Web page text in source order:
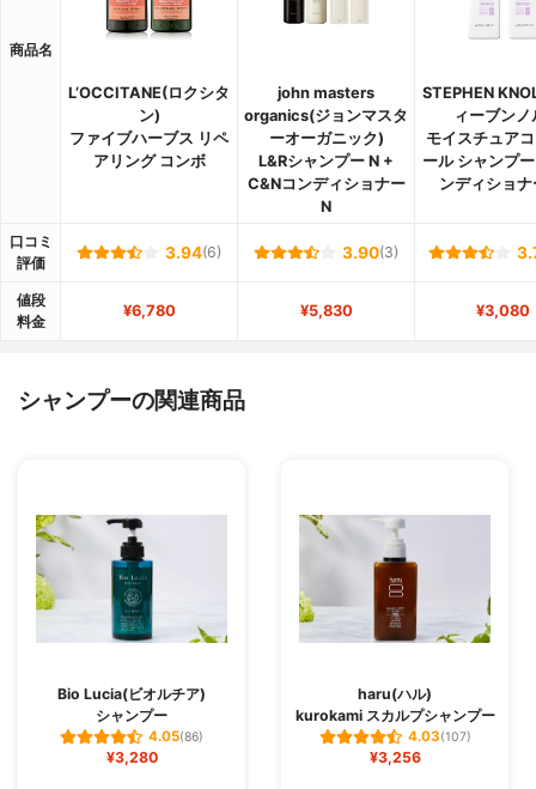
商品名
L’OCCITANE(ロクシタ
ン)
ファイブハーブス リペ
アリング コンボ
john masters
organics(ジョンマスタ
ーオーガニック)
L&Rシャンプー N +
C&Nコンディショナー
N
STEPHEN
ィーブンノ
モイスチュア
ール シャンプ
ンディショナ
口コミ
評価
3.94(6) 3.90(3)
値段
料金
¥6,780 ¥5,830 ¥3,080
シャンプーの関連商品
Bio Lucia(ビオルチア)
シャンプー
4.05(86)
¥3,280
haru(ハル)
kurokami スカルプシャンプー
4.03(107)
¥3,256